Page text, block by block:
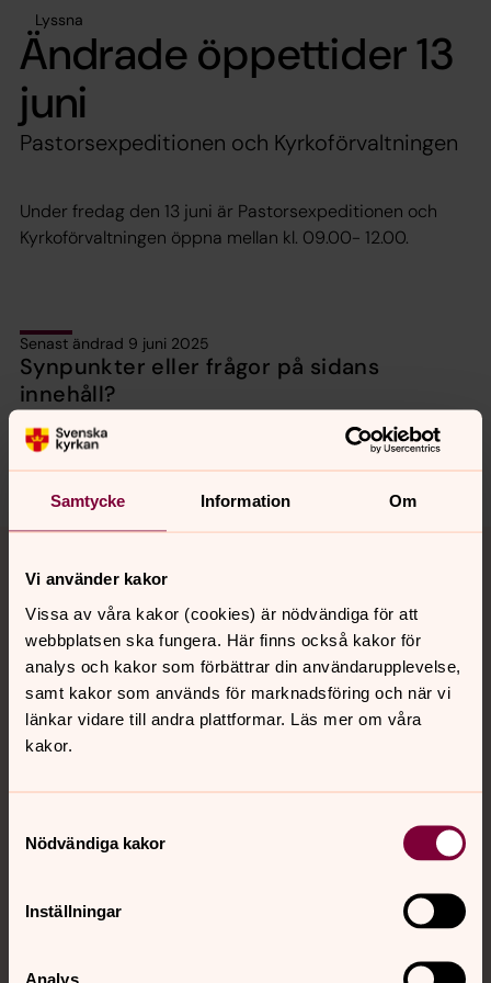
Samtycke Information Om
Vi använder kakor
Vissa av våra kakor (cookies) är nödvändiga för att
webbplatsen ska fungera. Här finns också kakor för
analys och kakor som förbättrar din användarupplevelse,
samt kakor som används för marknadsföring och när vi
länkar vidare till andra plattformar. Läs mer om våra
kakor.
Nödvändiga kakor
Inställningar
Analys
Lyssna
Ändrade öppettider 13
juni
Pastorsexpeditionen och Kyrkoförvaltningen
Under fredag den 13 juni är Pastorsexpeditionen och
Kyrkoförvaltningen öppna mellan kl. 09.00- 12.00.
Senast ändrad 9 juni 2025
Synpunkter eller frågor på sidans
innehåll?
motala.forsamling@svenskakyrkan.se
Dela
Tillbaka till toppen
Tillbaka till innehållet
Kontakt
Kalender